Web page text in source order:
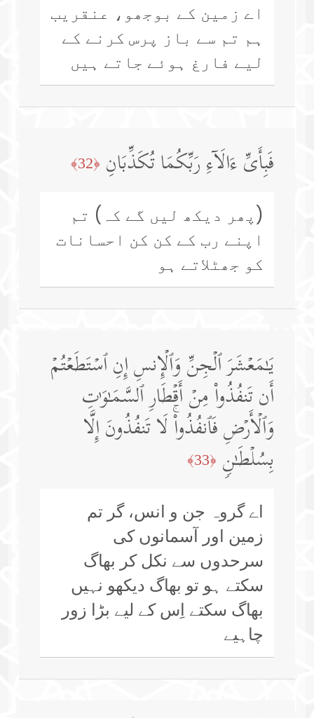
اے زمین کے بوجھو، عنقریب
ہم تم سے باز پرس کرنے کے
لیے فارغ ہوئے جاتے ہیں
فَبِأَیِّ ءَالَاۤءِ رَبِّكُمَا تُكَذِّبَانِ ﴿32﴾
(پھر دیکھ لیں گے کہ) تم
اپنے رب کے کن کن احسانات
کو جھٹلاتے ہو
یَـٰمَعۡشَرَ ٱلۡجِنِّ وَٱلۡإِنسِ إِنِ ٱسۡتَطَعۡتُمۡ
أَن تَنفُذُوا۟ مِنۡ أَقۡطَارِ ٱلسَّمَـٰوَ ٰ⁠تِ
وَٱلۡأَرۡضِ فَٱنفُذُوا۟ۚ لَا تَنفُذُونَ إِلَّا
بِسُلۡطَـٰنࣲ ﴿33﴾
اے گروہ جن و انس، گر تم
زمین اور آسمانوں کی
سرحدوں سے نکل کر بھاگ
سکتے ہو تو بھاگ دیکھو نہیں
بھاگ سکتے اِس کے لیے بڑا زور
چاہیے